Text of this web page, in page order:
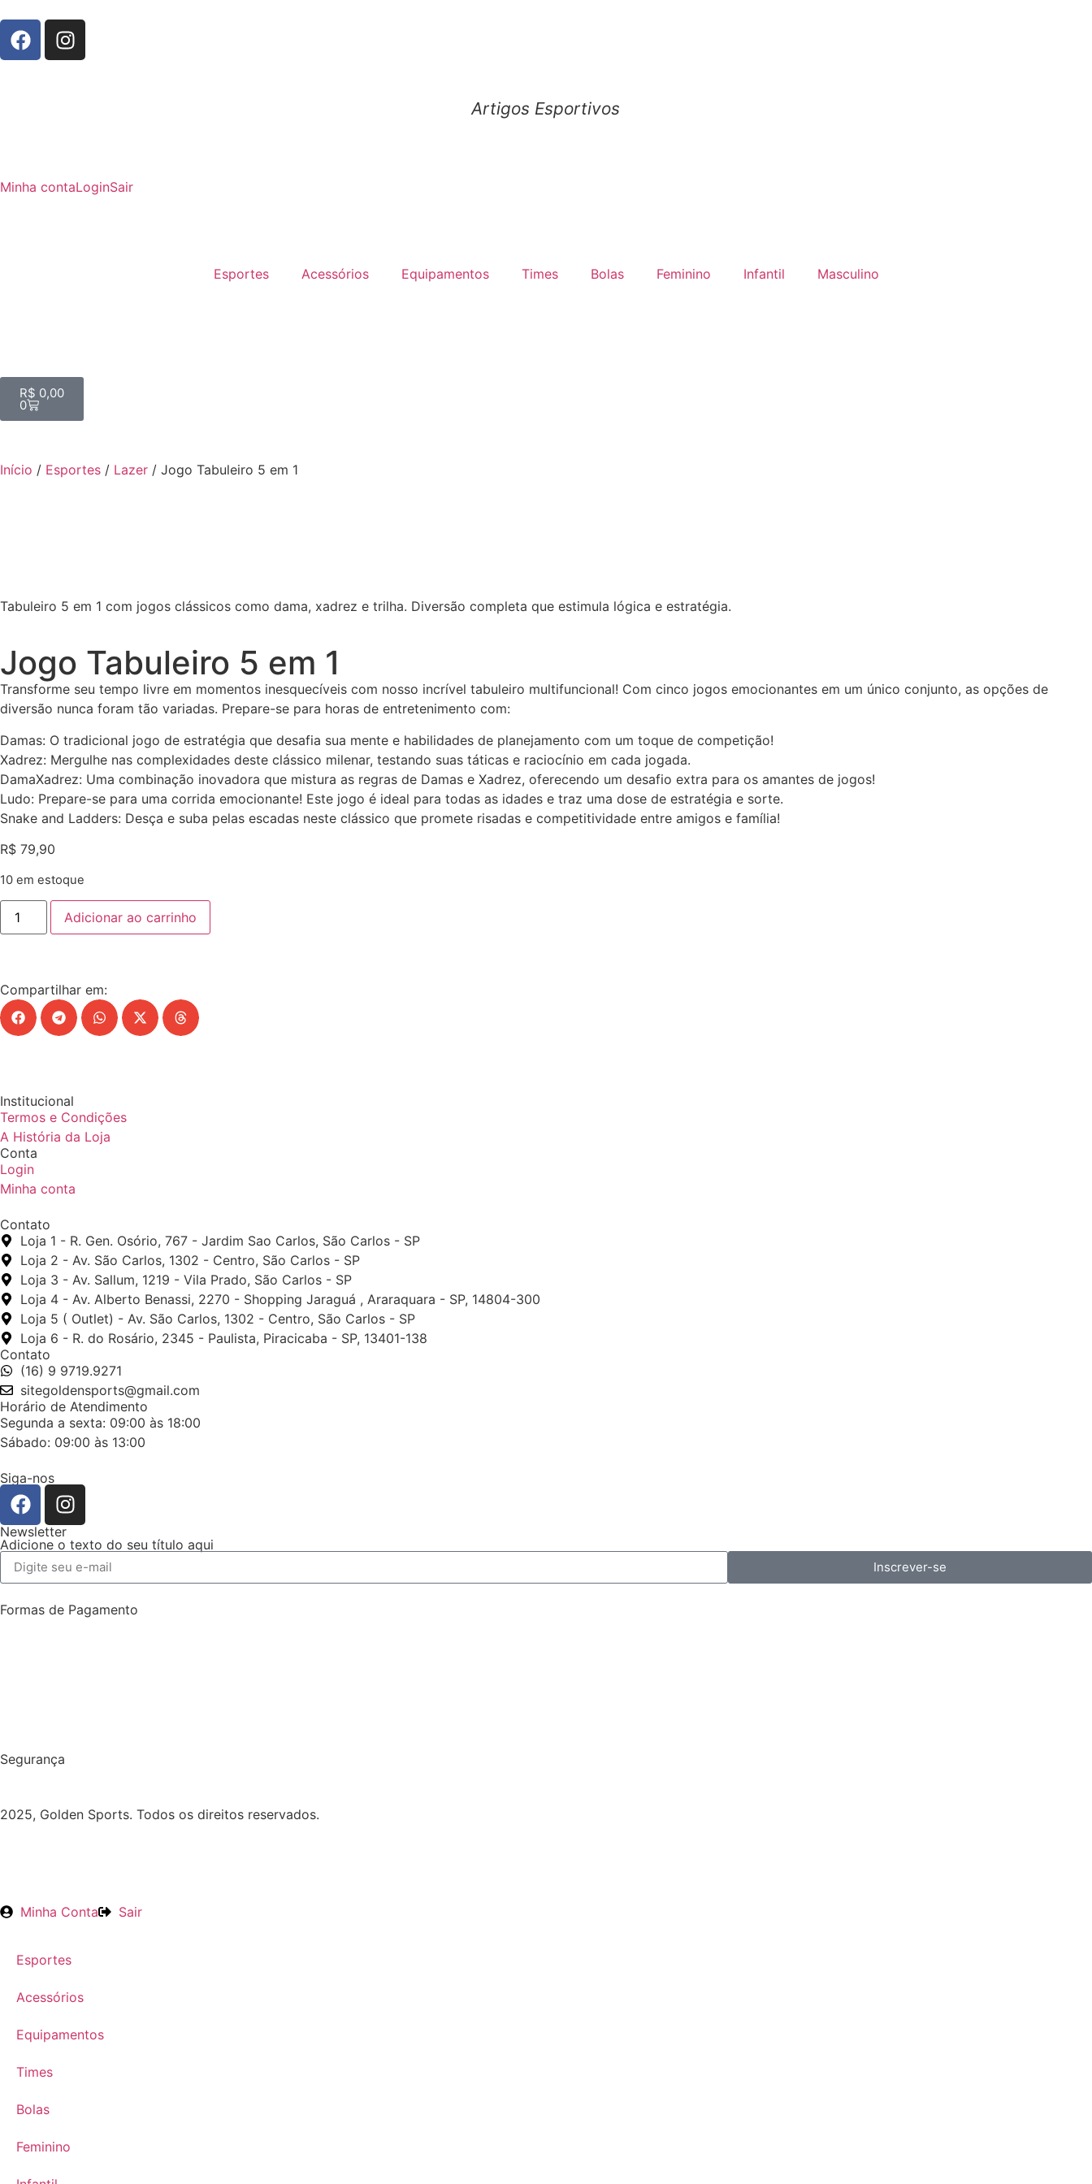
Artigos Esportivos
Minha contaLoginSair
Esportes Acessórios Equipamentos Times Bolas Feminino Infantil Masculino
R$ 0,00
0
Início / Esportes / Lazer / Jogo Tabuleiro 5 em 1
Tabuleiro 5 em 1 com jogos clássicos como dama, xadrez e trilha. Diversão completa que estimula lógica e estratégia.
Jogo Tabuleiro 5 em 1
Transforme seu tempo livre em momentos inesquecíveis com nosso incrível tabuleiro multifuncional! Com cinco jogos emocionantes em um único conjunto, as opções de
diversão nunca foram tão variadas. Prepare-se para horas de entretenimento com:
Damas: O tradicional jogo de estratégia que desafia sua mente e habilidades de planejamento com um toque de competição!
Xadrez: Mergulhe nas complexidades deste clássico milenar, testando suas táticas e raciocínio em cada jogada.
DamaXadrez: Uma combinação inovadora que mistura as regras de Damas e Xadrez, oferecendo um desafio extra para os amantes de jogos!
Ludo: Prepare-se para uma corrida emocionante! Este jogo é ideal para todas as idades e traz uma dose de estratégia e sorte.
Snake and Ladders: Desça e suba pelas escadas neste clássico que promete risadas e competitividade entre amigos e família!
R$ 79,90
10 em estoque
Adicionar ao carrinho
Compartilhar em:
Institucional
Termos e Condições
A História da Loja
Conta
Login
Minha conta
Contato
Loja 1 - R. Gen. Osório, 767 - Jardim Sao Carlos, São Carlos - SP
Loja 2 - Av. São Carlos, 1302 - Centro, São Carlos - SP
Loja 3 - Av. Sallum, 1219 - Vila Prado, São Carlos - SP
Loja 4 - Av. Alberto Benassi, 2270 - Shopping Jaraguá , Araraquara - SP, 14804-300
Loja 5 ( Outlet) - Av. São Carlos, 1302 - Centro, São Carlos - SP
Loja 6 - R. do Rosário, 2345 - Paulista, Piracicaba - SP, 13401-138
Contato
(16) 9 9719.9271
sitegoldensports@gmail.com
Horário de Atendimento
Segunda a sexta: 09:00 às 18:00
Sábado: 09:00 às 13:00
Siga-nos
Newsletter
Adicione o texto do seu título aqui
Inscrever-se
Formas de Pagamento
Segurança
2025, Golden Sports. Todos os direitos reservados.
Minha Conta Sair
Esportes
Acessórios
Equipamentos
Times
Bolas
Feminino